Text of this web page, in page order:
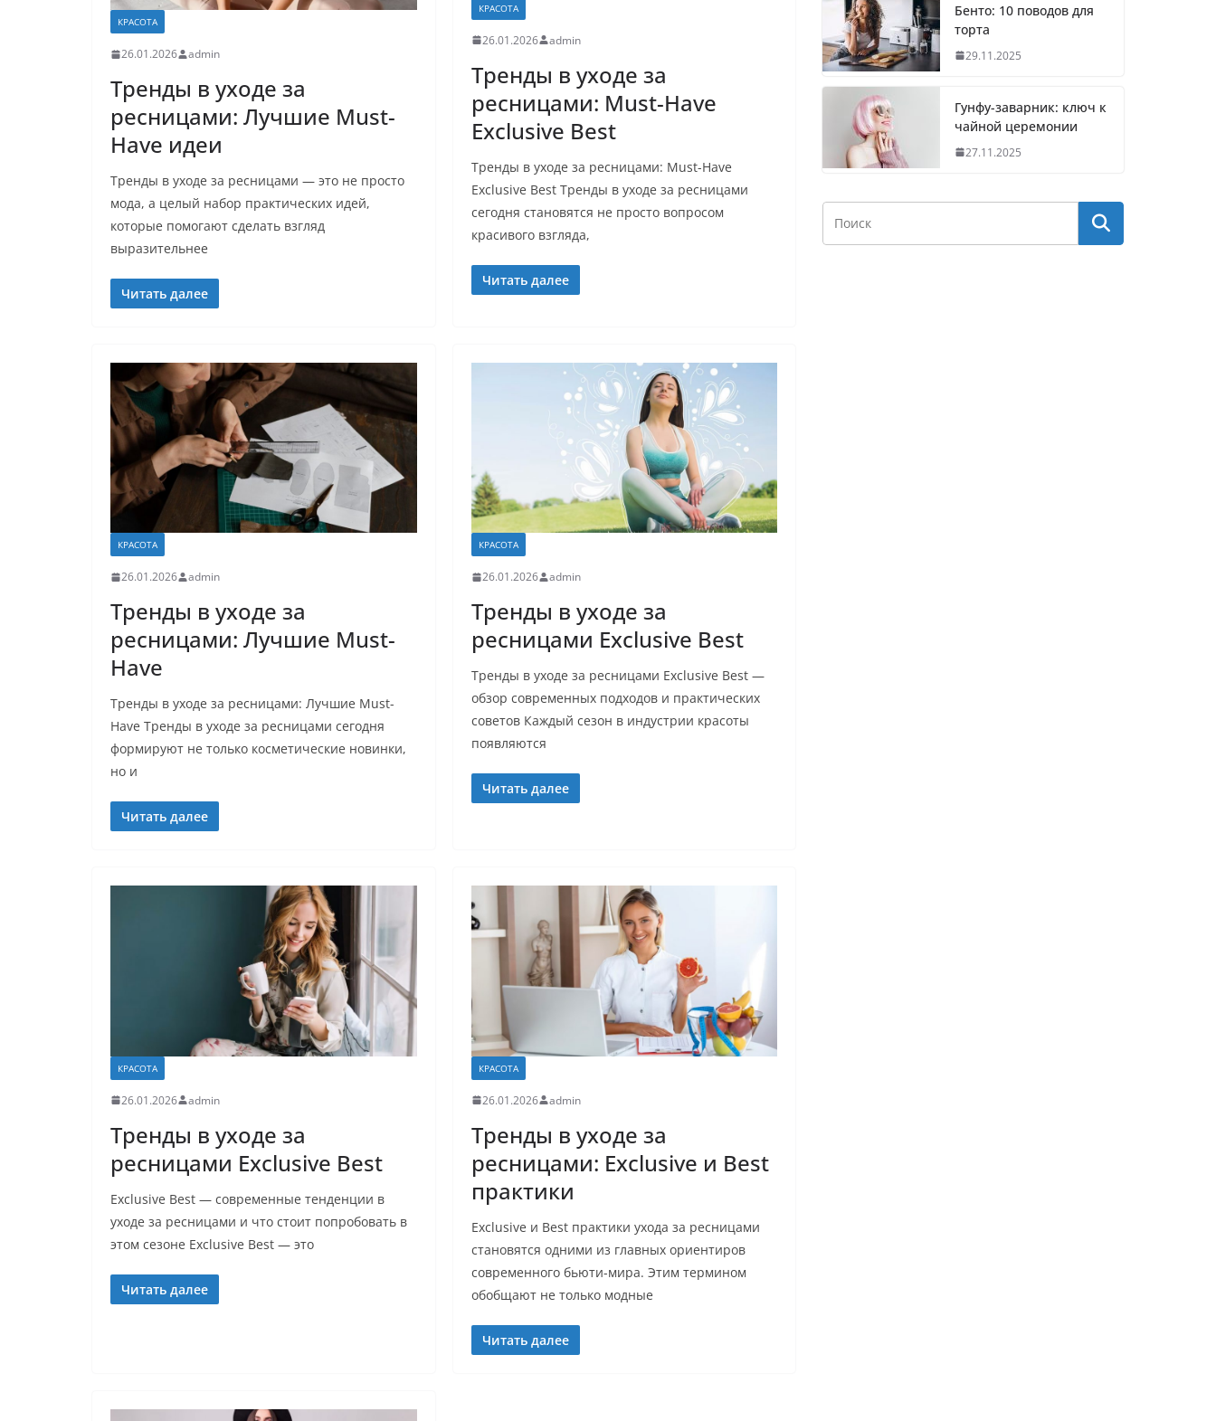
КРАСОТА
26.01.2026 admin
Тренды в уходе за
ресницами: Лучшие Must-
Have идеи
Тренды в уходе за ресницами — это не просто
мода, а целый набор практических идей,
которые помогают сделать взгляд
выразительнее
Читать далее
КРАСОТА
26.01.2026 admin
Тренды в уходе за
ресницами: Must-Have
Exclusive Best
Тренды в уходе за ресницами: Must-Have
Exclusive Best Тренды в уходе за ресницами
сегодня становятся не просто вопросом
красивого взгляда,
Читать далее
КРАСОТА
26.01.2026 admin
Тренды в уходе за
ресницами: Лучшие Must-
Have
Тренды в уходе за ресницами: Лучшие Must-
Have Тренды в уходе за ресницами сегодня
формируют не только косметические новинки,
но и
Читать далее
КРАСОТА
26.01.2026 admin
Тренды в уходе за
ресницами Exclusive Best
Тренды в уходе за ресницами Exclusive Best —
обзор современных подходов и практических
советов Каждый сезон в индустрии красоты
появляются
Читать далее
КРАСОТА
26.01.2026 admin
Тренды в уходе за
ресницами Exclusive Best
Exclusive Best — современные тенденции в
уходе за ресницами и что стоит попробовать в
этом сезоне Exclusive Best — это
Читать далее
КРАСОТА
26.01.2026 admin
Тренды в уходе за
ресницами: Exclusive и Best
практики
Exclusive и Best практики уходa за ресницами
становятся одними из главных ориентиров
современного бьюти-мира. Этим термином
обобщают не только модные
Читать далее
Бенто: 10 поводов для
торта
29.11.2025
Гунфу-заварник: ключ к
чайной церемонии
27.11.2025